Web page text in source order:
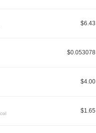
$6.43
$0.053078
$4.00
$1.65